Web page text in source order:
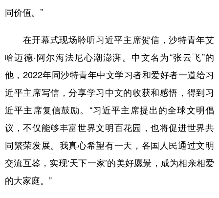
同价值。”
在开幕式现场聆听习近平主席贺信，沙特青年艾
哈迈德·阿尔海法尼心潮澎湃。中文名为“张云飞”的
他，2022年同沙特青年中文学习者和爱好者一道给习
近平主席写信，分享学习中文的收获和感悟，得到习
近平主席复信鼓励。“习近平主席提出的全球文明倡
议，不仅能够丰富世界文明百花园，也将促进世界共
同繁荣发展。我真心希望有一天，各国人民通过文明
交流互鉴，实现‘天下一家’的美好愿景，成为相亲相爱
的大家庭。”